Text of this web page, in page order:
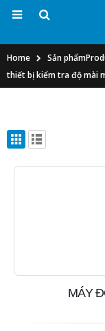
Home Sản phẩm
thiết bị kiểm tra độ mài
MÁY